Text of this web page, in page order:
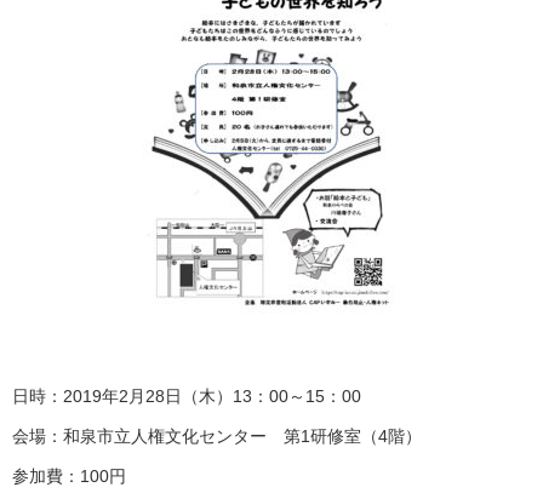
日時：2019年2月28日（木）13：00～15：00
会場：和泉市立人権文化センター 第1研修室（4階）
参加費：100円